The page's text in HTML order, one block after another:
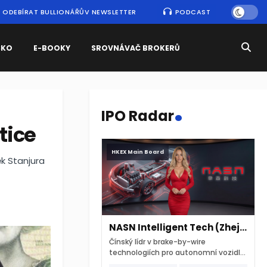
ODEBÍRAT BULLIONÁŘŮV NEWSLETTER PODCAST
E-BOOKY SROVNÁVAČ BROKERŮ
Stanjura
IPO Radar.
HKEX Main Board
NASN Intelligent Tech (Zhejiang)
Čínský lídr v brake-by-wire
technologiích pro autonomní vozidla